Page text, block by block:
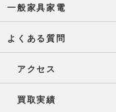
一般家具家電
よくある質問
アクセス
買取実績